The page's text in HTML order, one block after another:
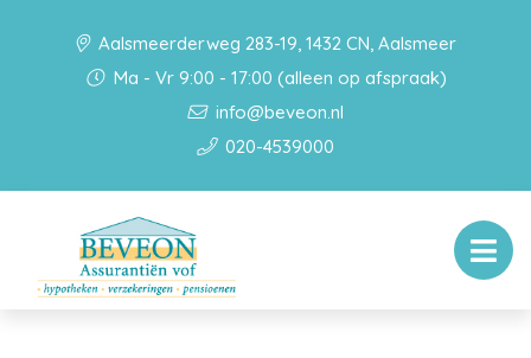
Aalsmeerderweg 283-19, 1432 CN, Aalsmeer
Ma - Vr 9:00 - 17:00 (alleen op afspraak)
info@beveon.nl
020-4539000